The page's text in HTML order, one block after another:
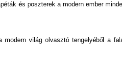
és poszterek a modern ember
modern világ olvasztó tengelyéből a